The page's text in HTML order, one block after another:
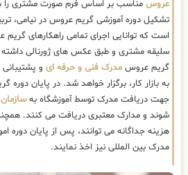
عروس مناسب بر اساس فرم صورت مشتری را
تشکیل دوره آموزشی گریم عروس در نیامی،
است که توانایی اجرای تمامی راهکارهای
سلیقه مشتری و طبق عکس های ژورنالی
گریم عروس مدرک فنی و حرفه ای و
به بازار کار، برگزار خواهد شد. در پایان
جهت دریافت مدرک توسط آموزشگاه به
شوند و مدارک معتبری دریافت می کنند.
هزینه جداگانه می توانند، پس از پایان
مدرک بین المللی نیز اخذ نمایند.